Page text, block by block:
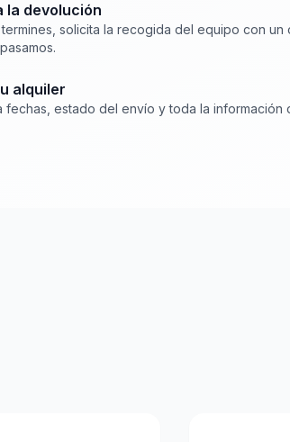
la devolución
solicita la recogida del equipo con un
alquiler
fechas, estado del envío y toda la información